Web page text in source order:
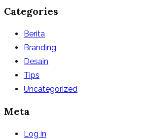
Categories
Berita
Branding
Desain
Tips
Uncategorized
Meta
Log in